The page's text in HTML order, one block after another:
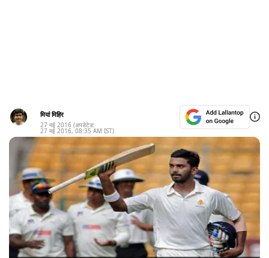
मियां मिहिर
27 मई 2016 (अपडेटेड:
27 मई 2016, 08:35 AM IST)